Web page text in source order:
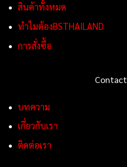
สินค้าทั้งหมด
ทำไมต้องBSTHAILAND
การสั่งซื้อ
Contact
บทความ
เกี่ยวกับเรา
ติดต่อเรา